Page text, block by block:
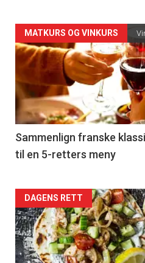
Forsiden
akkurat
nå
-
5
MATKURS OG VINKURS
Sammenlign franske
til en 5-retters meny
Forsiden
akkurat
nå
DAGENS RETT